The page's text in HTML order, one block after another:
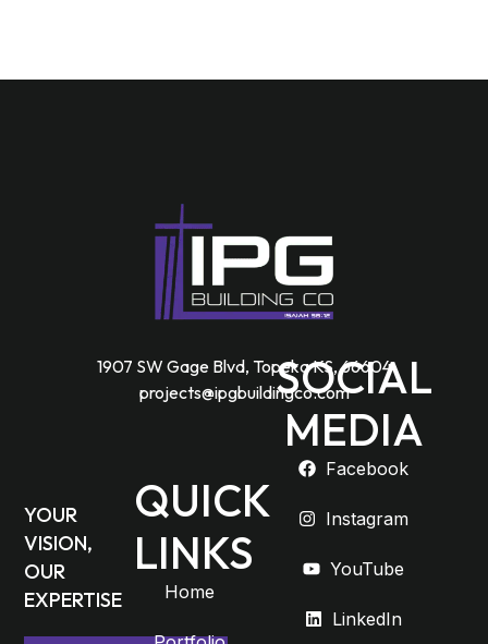
1907 SW Gage Blvd, Topeka KS, 66604
projects@ipgbuildingco.com
YOUR
VISION,
OUR
EXPERTISE
QUICK
LINKS
Home
SOCIAL
MEDIA
Facebook
Instagram
YouTube
LinkedIn